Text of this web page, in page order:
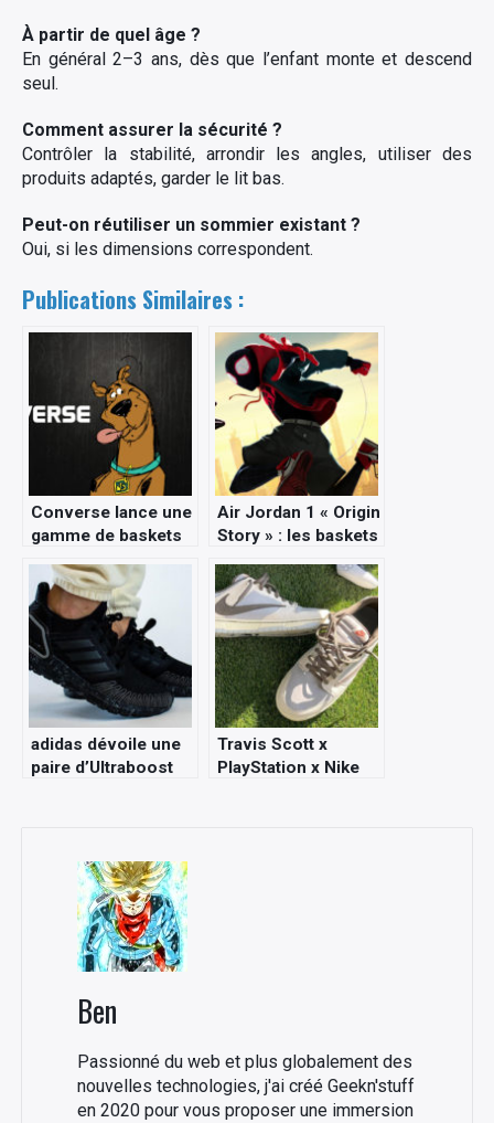
À partir de quel âge ?
En général 2–3 ans, dès que l’enfant monte et descend
seul.
Comment assurer la sécurité ?
Contrôler la stabilité, arrondir les angles, utiliser des
produits adaptés, garder le lit bas.
Peut-on réutiliser un sommier existant ?
Oui, si les dimensions correspondent.
Publications Similaires :
Converse lance une
gamme de baskets
Scooby-Doo !
Air Jordan 1 « Origin
Story » : les baskets
adidas dévoile une
paire d’Ultraboost
Travis Scott x
PlayStation x Nike
Ben
Passionné du web et plus globalement des
nouvelles technologies, j'ai créé Geekn'stuff
en 2020 pour vous proposer une immersion